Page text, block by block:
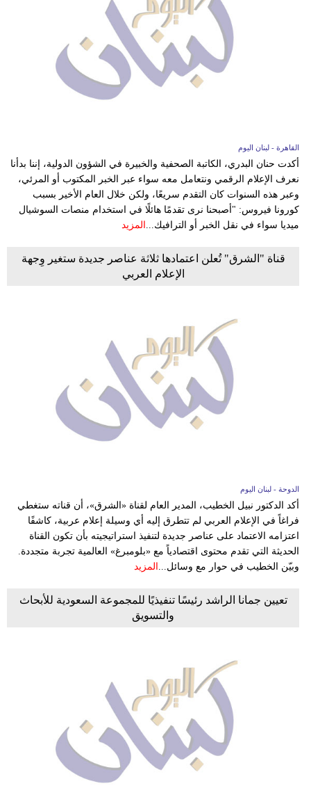
القاهرة - لبنان اليوم
أكدت حنان البدري، الكاتبة الصحفية والخبيرة في الشؤون الدولية، إننا بدأنا
نعرف الإعلام الرقمي ونتعامل معه سواء عبر الخبر المكتوب أو المرئي،
وعبر هذه السنوات كان التقدم سريعًا، ولكن خلال العام الأخير بسبب
كورونا فيروس: "أصبحنا نرى تقدمًا هائلًا في استخدام منصات السوشيال
ميديا سواء في نقل الخبر أو الترافيك... المزيد
قناة "الشرق" تُعلن اعتمادها ثلاثة عناصر جديدة ستغير وِجهة
الإعلام العربي
الدوحة - لبنان اليوم
أكد الدكتور نبيل الخطيب، المدير العام لقناة «الشرق»، أن قناته ستغطي
فراغاً في الإعلام العربي لم تتطرق إليه أي وسيلة إعلام عربية، كاشفًا
اعتزامه الاعتماد على عناصر جديدة لتنفيذ استراتيجيته بأن تكون القناة
الحديثة التي تقدم محتوى اقتصادياً مع «بلومبرغ» العالمية تجربة متجددة.
وبيّن الخطيب في حوار مع وسائل... المزيد
تعيين جمانا الراشد رئيسًا تنفيذيًا للمجموعة السعودية للأبحاث
والتسويق